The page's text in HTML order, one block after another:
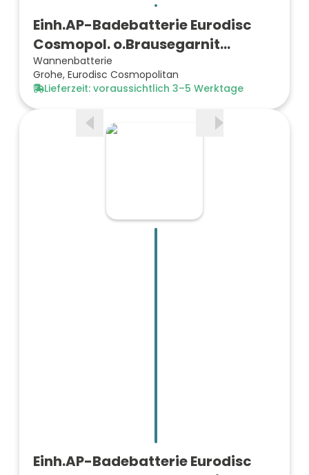
Einh.AP-Badebatterie Eurodisc
Cosmopol. o.Brausegarnit…
Wannenbatterie
Grohe, Eurodisc Cosmopolitan
Lieferzeit: voraussichtlich 3–5 Werktage
Einh.AP-Badebatterie Eurodisc